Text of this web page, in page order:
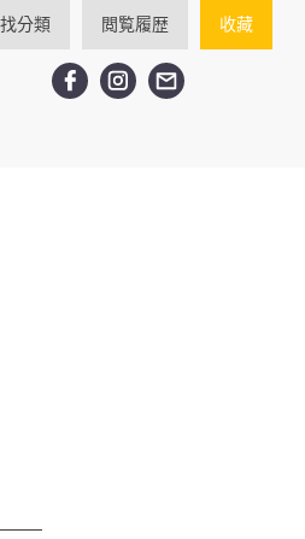
找分類 閲覧履歴 收藏